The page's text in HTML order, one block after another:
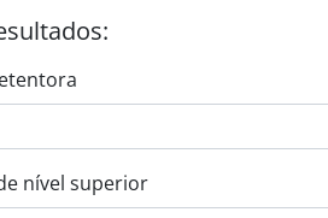
nível superior